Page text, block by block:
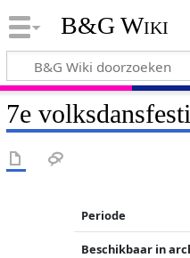
B&G Wiki
7e
Periode
Beschikbaar in